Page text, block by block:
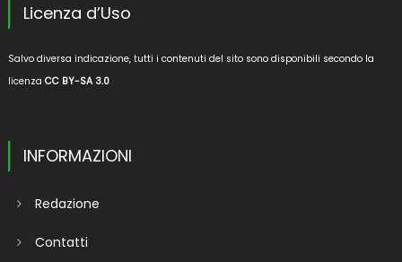
Licenza d’Uso
Salvo diversa indicazione, tutti i contenuti del sito sono disponibili secondo la
licenza CC BY-SA 3.0
INFORMAZIONI
Redazione
Contatti